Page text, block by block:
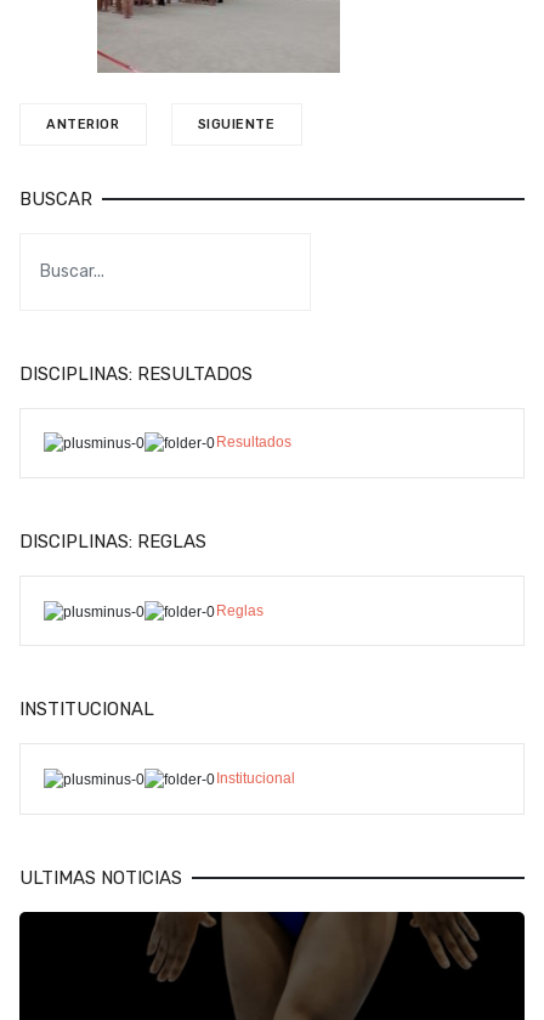
ANTERIOR SIGUIENTE
BUSCAR
DISCIPLINAS: RESULTADOS
Resultados
DISCIPLINAS: REGLAS
Reglas
INSTITUCIONAL
Institucional
ULTIMAS NOTICIAS